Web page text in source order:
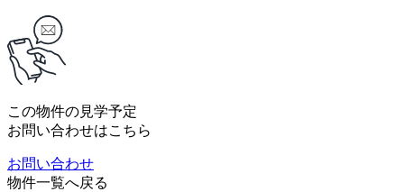
この物件の見学予定
お問い合わせはこちら
お問い合わせ
物件一覧へ戻る